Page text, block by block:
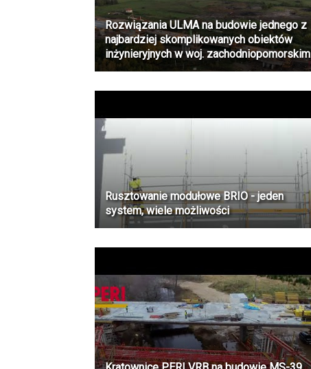
Rozwiązania ULMA na budowie jednego z
najbardziej skomplikowanych obiektów
inżynieryjnych w woj. zachodniopomorskim
Rusztowanie modułowe BRIO - jeden
system, wiele możliwości